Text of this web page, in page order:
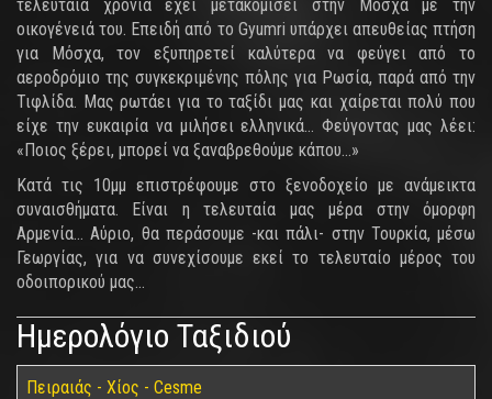
τελευταία χρόνια έχει μετακομίσει στην Μόσχα με την
οικογένειά του. Επειδή από το Gyumri υπάρχει απευθείας πτήση
για Μόσχα, τον εξυπηρετεί καλύτερα να φεύγει από το
αεροδρόμιο της συγκεκριμένης πόλης για Ρωσία, παρά από την
Τιφλίδα. Μας ρωτάει για το ταξίδι μας και χαίρεται πολύ που
είχε την ευκαιρία να μιλήσει ελληνικά… Φεύγοντας μας λέει:
«Ποιος ξέρει, μπορεί να ξαναβρεθούμε κάπου…»
Κατά τις 10μμ επιστρέφουμε στο ξενοδοχείο με ανάμεικτα
συναισθήματα. Είναι η τελευταία μας μέρα στην όμορφη
Αρμενία… Αύριο, θα περάσουμε -και πάλι- στην Τουρκία, μέσω
Γεωργίας, για να συνεχίσουμε εκεί το τελευταίο μέρος του
οδοιπορικού μας…
Ημερολόγιο Ταξιδιού
Πειραιάς - Χίος - Cesme